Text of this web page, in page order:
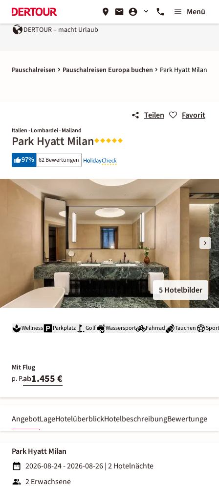
Menü
DERTOUR – macht Urlaub
Pauschalreisen Pauschalreisen Europa buchen Park Hyatt Milan
Teilen Favorit
Italien · Lombardei · Mailand
Park Hyatt Milan
97% 62 Bewertungen
5 Hotelbilder
Wellness Parkplatz Golf Wassersport Fahrrad Tauchen Sport
Mit Flug
p. P.ab1.455 €
AngebotLageHotelüberblickHotelbeschreibungBewertungen
Park Hyatt Milan
2026-08-24 - 2026-08-26|2 Hotelnächte
2 Erwachsene